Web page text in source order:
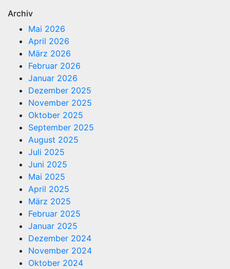
Archiv
Mai 2026
April 2026
März 2026
Februar 2026
Januar 2026
Dezember 2025
November 2025
Oktober 2025
September 2025
August 2025
Juli 2025
Juni 2025
Mai 2025
April 2025
März 2025
Februar 2025
Januar 2025
Dezember 2024
November 2024
Oktober 2024